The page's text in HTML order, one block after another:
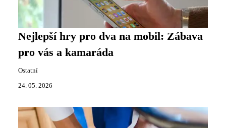
Nejlepší hry pro dva na mobil: Zábava
pro vás a kamaráda
Ostatní
24. 05. 2026